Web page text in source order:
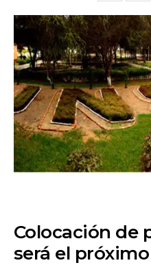
Colocación de
será el